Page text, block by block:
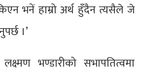
भनें हाम्रो अर्थ हुँदैन त्यसैले जे
।’
भण्डारीको सभापतित्वमा